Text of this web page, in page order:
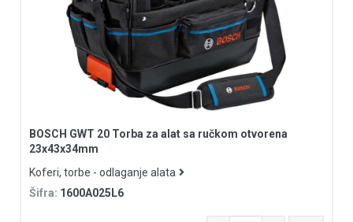
BOSCH GWT 20 Torba za alat sa ručkom otvorena
23x43x34mm
Koferi, torbe - odlaganje alata
Šifra: 1600A025L6